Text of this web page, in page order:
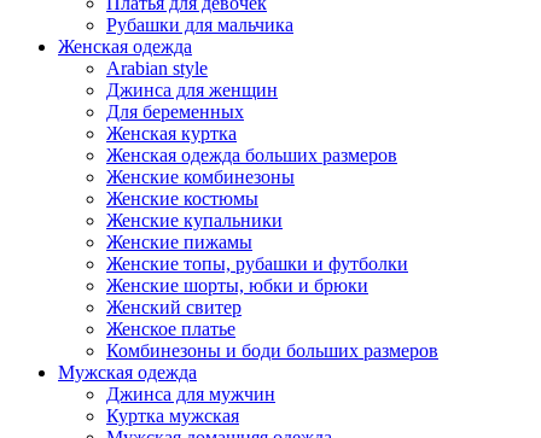
Рубашки для мальчика
Женская одежда
Arabian style
Джинса для женщин
Для беременных
Женская куртка
Женская одежда больших размеров
Женские комбинезоны
Женские костюмы
Женские купальники
Женские пижамы
Женские топы, рубашки и футболки
Женские шорты, юбки и брюки
Женский свитер
Женское платье
Комбинезоны и боди больших размеров
Мужская одежда
Джинса для мужчин
Куртка мужская